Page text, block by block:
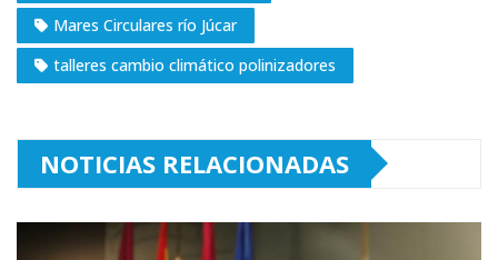
Mares Circulares río Júcar
talleres cambio climático polinizadores
NOTICIAS RELACIONADAS